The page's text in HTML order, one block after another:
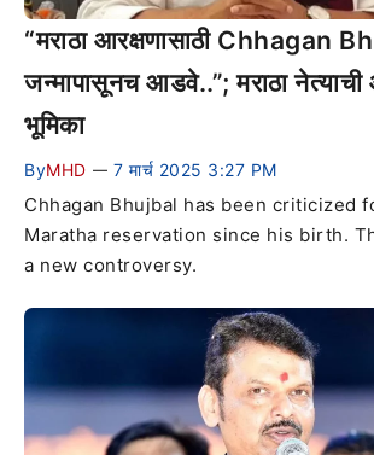
“मराठा आरक्षणासाठी Chhagan
जन्मापासूनच आडवे..”; मराठा
भूमिका
ByMHD — 7 मार्च 2025 3:27 PM
Chhagan Bhujbal has been criticized
Maratha reservation since his birth.
a new controversy.